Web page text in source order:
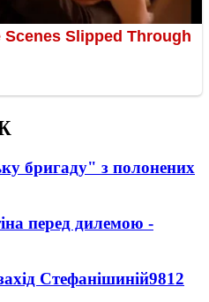
бригаду" з полонених
перед дилемою -
Стефанішиній9812